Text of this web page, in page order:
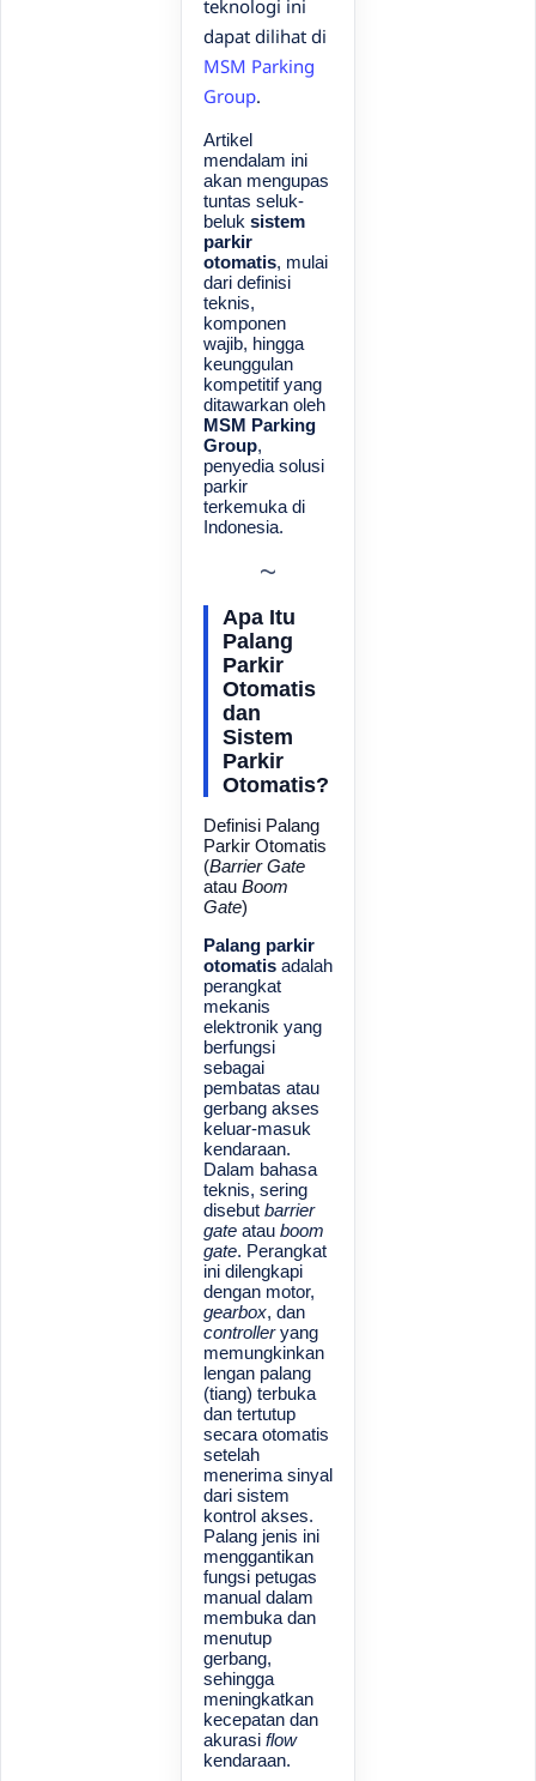
teknologi ini
dapat dilihat di
MSM Parking
Group.
Artikel
mendalam ini
akan mengupas
tuntas seluk-
beluk sistem
parkir
otomatis, mulai
dari definisi
teknis,
komponen
wajib, hingga
keunggulan
kompetitif yang
ditawarkan oleh
MSM Parking
Group,
penyedia solusi
parkir
terkemuka di
Indonesia.
Apa Itu
Palang
Parkir
Otomatis
dan
Sistem
Parkir
Otomatis?
Definisi Palang
Parkir Otomatis
(Barrier Gate
atau Boom
Gate)
Palang parkir
otomatis adalah
perangkat
mekanis
elektronik yang
berfungsi
sebagai
pembatas atau
gerbang akses
keluar-masuk
kendaraan.
Dalam bahasa
teknis, sering
disebut barrier
gate atau boom
gate. Perangkat
ini dilengkapi
dengan motor,
gearbox, dan
controlleryang
memungkinkan
lengan palang
(tiang) terbuka
dan tertutup
secara otomatis
setelah
menerima sinyal
dari sistem
kontrol akses.
Palang jenis ini
menggantikan
fungsi petugas
manual dalam
membuka dan
menutup
gerbang,
sehingga
meningkatkan
kecepatan dan
akurasi flow
kendaraan.